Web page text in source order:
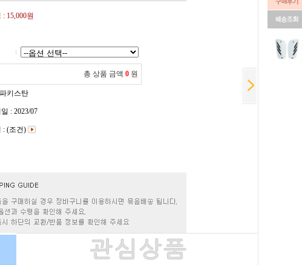
: 15,000원
:
총 상품 금액 0 원
키스탄
: 2023/07
: (조건)